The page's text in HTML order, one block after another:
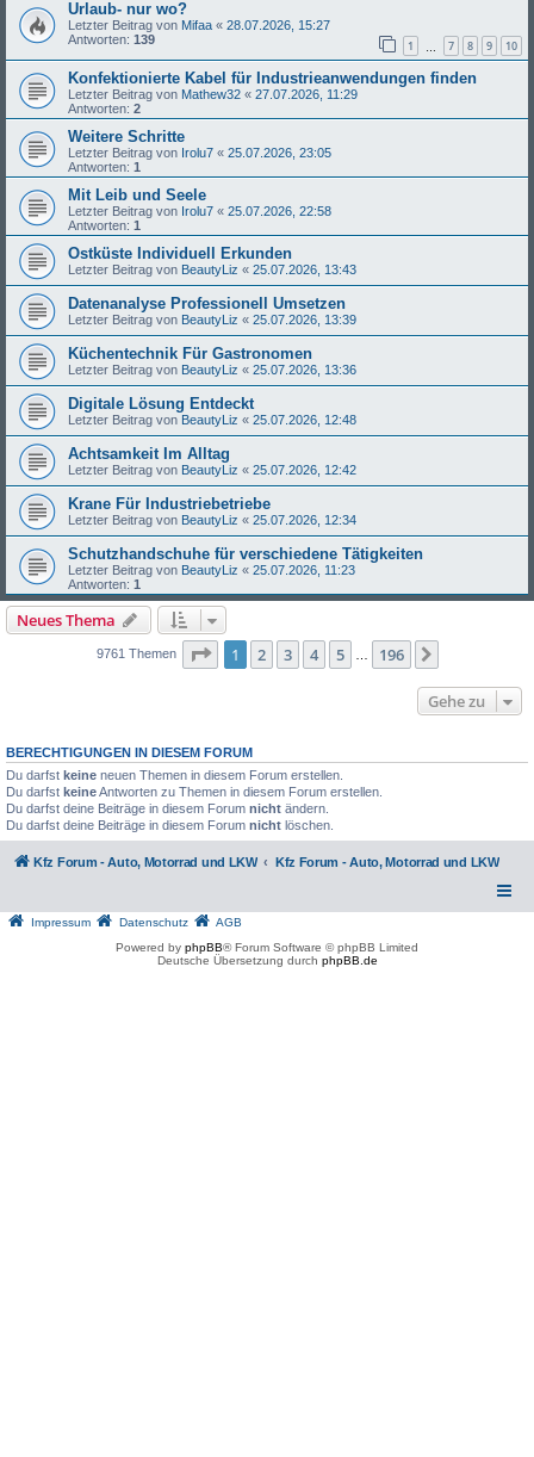
Urlaub- nur wo?
Letzter Beitrag von Mifaa « 28.07.2026, 15:27
Antworten: 139 1 7 8 9 10
Konfektionierte Kabel für Industrieanwendungen finden
Letzter Beitrag von Mathew32 « 27.07.2026, 11:29
Antworten: 2
Weitere Schritte
Letzter Beitrag von Irolu7 « 25.07.2026, 23:05
Antworten: 1
Mit Leib und Seele
Letzter Beitrag von Irolu7 « 25.07.2026, 22:58
Antworten: 1
Ostküste Individuell Erkunden
Letzter Beitrag von BeautyLiz « 25.07.2026, 13:43
Datenanalyse Professionell Umsetzen
Letzter Beitrag von BeautyLiz « 25.07.2026, 13:39
Küchentechnik Für Gastronomen
Letzter Beitrag von BeautyLiz « 25.07.2026, 13:36
Digitale Lösung Entdeckt
Letzter Beitrag von BeautyLiz « 25.07.2026, 12:48
Achtsamkeit Im Alltag
Letzter Beitrag von BeautyLiz « 25.07.2026, 12:42
Krane Für Industriebetriebe
Letzter Beitrag von BeautyLiz « 25.07.2026, 12:34
Schutzhandschuhe für verschiedene Tätigkeiten
Letzter Beitrag von BeautyLiz « 25.07.2026, 11:23
Antworten: 1
Neues Thema
9761 Themen Seite 1von 196
1 2 3 4 5 … 196
Gehe zu
BERECHTIGUNGEN IN DIESEM FORUM
Du darfst keine neuen Themen in diesem Forum erstellen.
Du darfst keineAntworten zu Themen in diesem Forum erstellen.
Du darfst deine Beiträge in diesem Forum nicht ändern.
Du darfst deine Beiträge in diesem Forum nicht löschen.
Kfz Forum - Auto, Motorrad und LKW Kfz Forum - Auto, Motorrad und LKW
Impressum Datenschutz
AGB
Powered by phpBB® Forum Software © phpBB Limited
Deutsche Übersetzung durch phpBB.de